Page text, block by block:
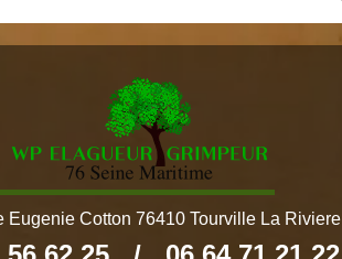
Eugenie Cotton 76410 Tourville La Riviere